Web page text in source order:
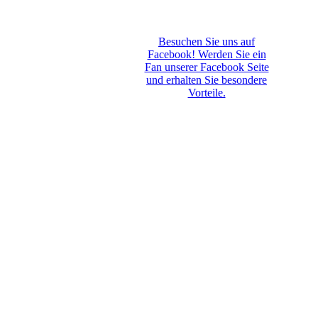
Besuchen Sie uns auf
Facebook! Werden Sie ein
Fan unserer Facebook Seite
und erhalten Sie besondere
Vorteile.